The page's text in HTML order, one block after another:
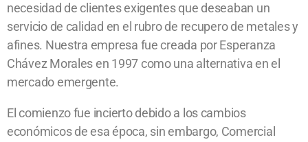
necesidad de clientes exigentes que deseaban un
servicio de calidad en el rubro de recupero de metales y
afines. Nuestra empresa fue creada por Esperanza
Chávez Morales en 1997 como una alternativa en el
mercado emergente.
El comienzo fue incierto debido a los cambios
económicos de esa época, sin embargo, Comercial